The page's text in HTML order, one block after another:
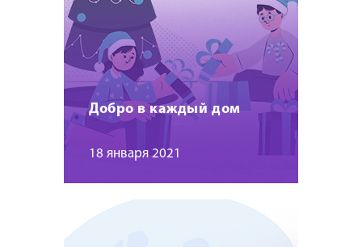
Добро в каждый дом
18 января 2021